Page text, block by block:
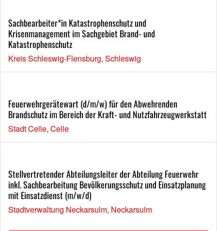
Sachbearbeiter*in Katastrophenschutz und
Krisenmanagement im Sachgebiet Brand- und
Katastrophenschutz
Kreis Schleswig-Flensburg, Schleswig
Feuerwehrgerätewart (d/m/w) für den Abwehrenden
Brandschutz im Bereich der Kraft- und Nutzfahrzeugwerkstatt
Stadt Celle, Celle
Stellvertretender Abteilungsleiter der Abteilung Feuerwehr
inkl. Sachbearbeitung Bevölkerungsschutz und Einsatzplanung
mit Einsatzdienst (m/w/d)
Stadtverwaltung Neckarsulm, Neckarsulm